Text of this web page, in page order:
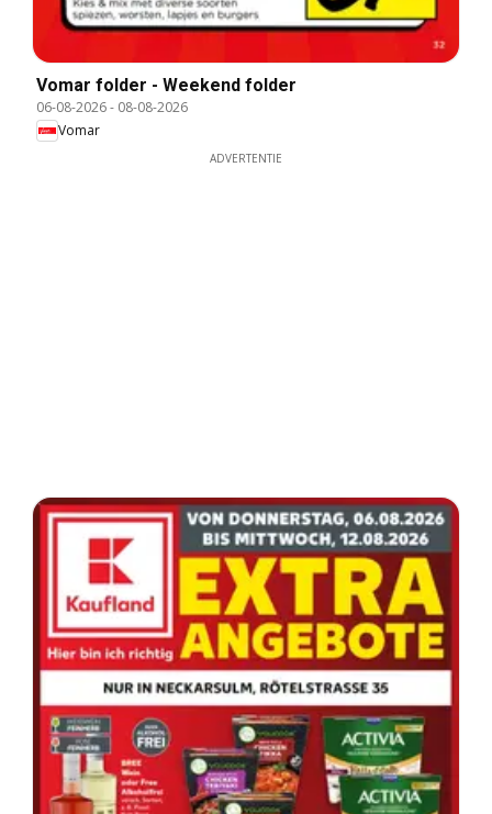
Vomar folder - Weekend folder
06-08-2026- 08-08-2026
Vomar
ADVERTENTIE